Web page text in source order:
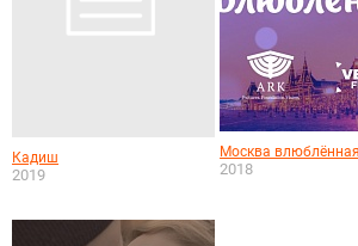
Кадиш
2019
Москва влюблённая
2018